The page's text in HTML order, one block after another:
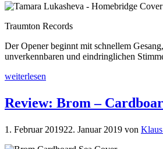
Traumton Records
Der Opener beginnt mit schnellem
unverkennbaren und eindringlichen
weiterlesen
Review: Brom –
1. Februar 201922. Januar 2019 von